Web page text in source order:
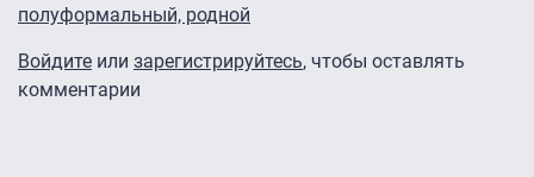
полуформальный, родной
Войдите или зарегистрируйтесь, чтобы оставлять
комментарии